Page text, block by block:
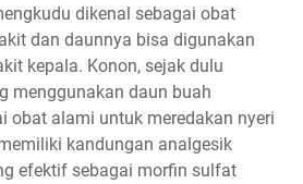
dikenal sebagai obat
dan daunnya bisa digunakan
kepala. Konon, sejak dulu
menggunakan daun buah
obat alami untuk meredakan nyeri
kandungan analgesik
efektif sebagai morfin sulfat